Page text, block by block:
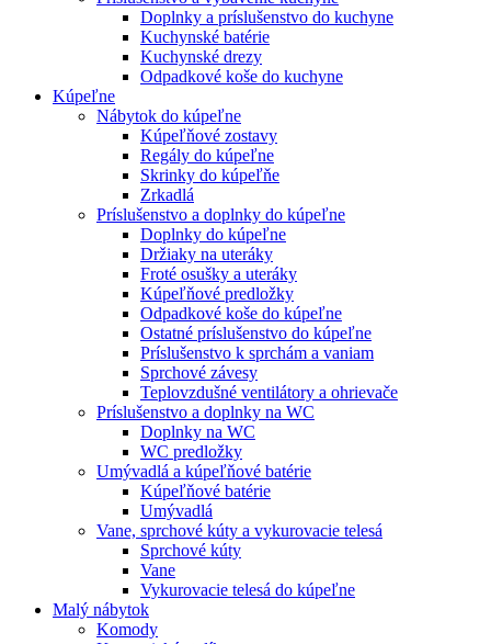
Doplnky a príslušenstvo do kuchyne
Kuchynské batérie
Kuchynské drezy
Odpadkové koše do kuchyne
Kúpeľne
Nábytok do kúpeľne
Kúpeľňové zostavy
Regály do kúpeľne
Skrinky do kúpeľňe
Zrkadlá
Príslušenstvo a doplnky do kúpeľne
Doplnky do kúpeľne
Držiaky na uteráky
Froté osušky a uteráky
Kúpeľňové predložky
Odpadkové koše do kúpeľne
Ostatné príslušenstvo do kúpeľne
Príslušenstvo k sprchám a vaniam
Sprchové závesy
Teplovzdušné ventilátory a ohrievače
Príslušenstvo a doplnky na WC
Doplnky na WC
WC predložky
Umývadlá a kúpeľňové batérie
Kúpeľňové batérie
Umývadlá
Vane, sprchové kúty a vykurovacie telesá
Sprchové kúty
Vane
Vykurovacie telesá do kúpeľne
Malý nábytok
Komody